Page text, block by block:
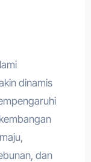
dinamis
dan